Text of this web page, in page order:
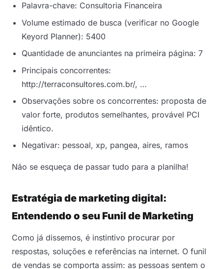
Palavra-chave: Consultoria Financeira
Volume estimado de busca (verificar no Google
Keyord Planner): 5400
Quantidade de anunciantes na primeira página: 7
Principais concorrentes:
http://terraconsultores.com.br/, …
Observações sobre os concorrentes: proposta de
valor forte, produtos semelhantes, provável PCI
idêntico.
Negativar: pessoal, xp, pangea, aires, ramos
Não se esqueça de passar tudo para a planilha!
Estratégia de marketing digital:
Entendendo o seu Funil de Marketing
Como já dissemos, é instintivo procurar por
respostas, soluções e referências na internet. O funil
de vendas se comporta assim: as pessoas sentem o